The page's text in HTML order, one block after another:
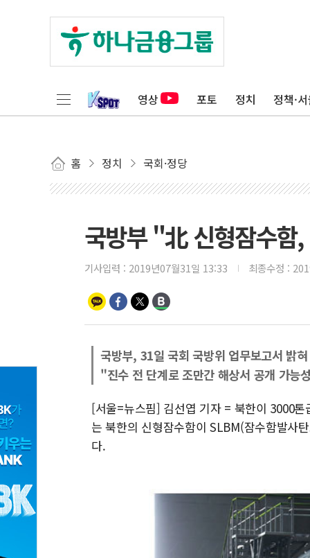
영상 포토 정치 정책·
홈 정치 국회·정당
국방부 "北 신형잠수
기사입력 : 2019년07월31일 13:33 최종수정 :
국방부, 31일 국회 국방위 업무보고서 밝혀
"진수 전 단계로 조만간 해상서 공개 가능
[서울=뉴스핌] 김선엽 기자 = 북한이 3000
는 북한의 신형잠수함이 SLBM(잠수함발사
다.